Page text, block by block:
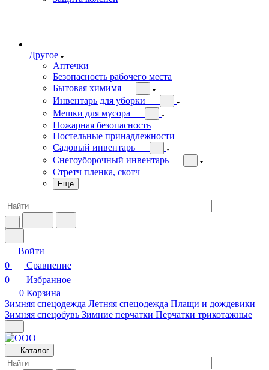
Другое
Аптечки
Безопасность рабочего места
Бытовая химимя
Инвентарь для уборки
Мешки для мусора
Пожарная безопасность
Постельные принадлежности
Садовый инвентарь
Снегоуборочный инвентарь
Стретч пленка, скотч
Еще
Войти
0
Сравнение
0
Избранное
0 Корзина
Зимняя спецодежда Летняя спецодежда Плащи и дождевики
Зимняя спецобувь Зимние перчатки Перчатки трикотажные
Каталог